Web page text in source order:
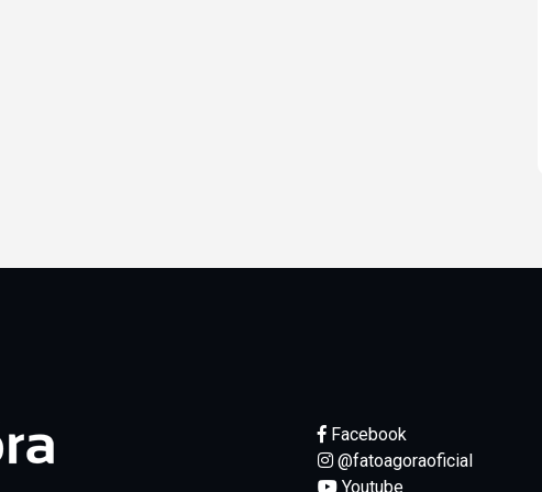
Facebook
@fatoagoraoficial
Youtube